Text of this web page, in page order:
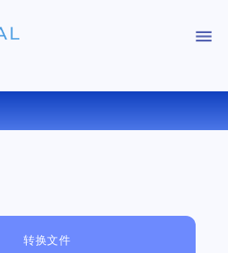
线文件查看器
转换文件